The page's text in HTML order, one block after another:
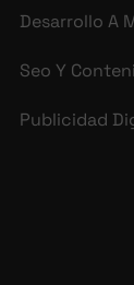
Desarrollo A
Seo Y
Publicidad